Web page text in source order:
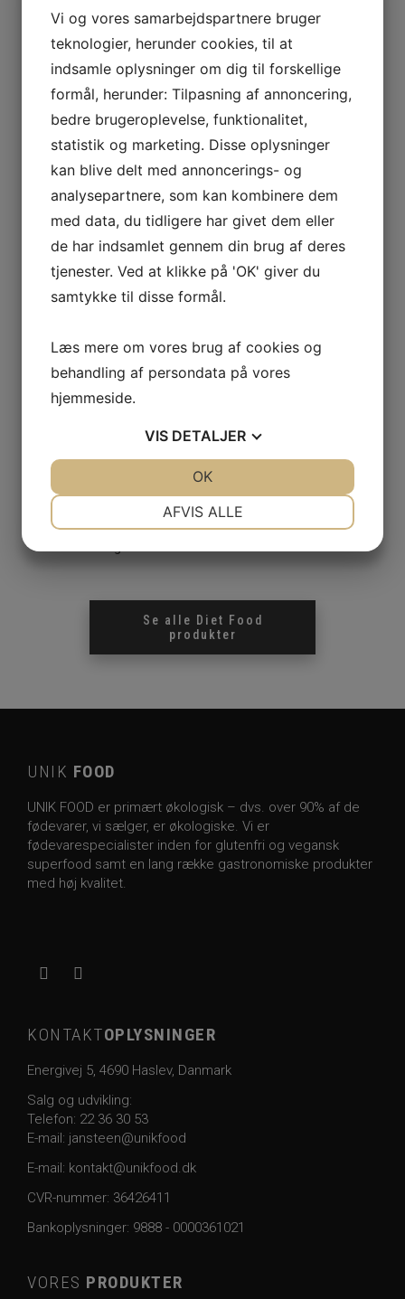
Lucumapulver økologisk 200
Fettuccine shirataki 200 gr.
Chlorellapulver økologisk
Kokos 3
Se alle Diet Food
produkter
UNIK FOOD
UNIK FOOD er primært økologisk – dvs. over 90% af de
fødevarer, vi sælger, er økologiske. Vi er
fødevarespecialister inden for glutenfri og vegansk
superfood samt en lang række gastronomiske produkter
med høj kvalitet.
KONTAKTOPLYSNINGER
Energivej 5, 4690 Haslev, Danmark
Salg og udvikling:
Telefon: 22 36 30 53
E-mail: jansteen@unikfood
E-mail: kontakt@unikfood.dk
CVR-nummer: 36426411
Bankoplysninger: 9888 - 0000361021
VORES PRODUKTER
Vi og vores samarbejdspartnere bruger
teknologier, herunder cookies, til at
indsamle oplysninger om dig til forskellige
formål, herunder: Tilpasning af annoncering,
bedre brugeroplevelse, funktionalitet,
statistik og marketing. Disse oplysninger
kan blive delt med annoncerings- og
analysepartnere, som kan kombinere dem
med data, du tidligere har givet dem eller
de har indsamlet gennem din brug af deres
tjenester. Ved at klikke på 'OK' giver du
samtykke til disse formål.
Læs mere om vores brug af cookies og
behandling af persondata på vores
hjemmeside.
VIS DETALJER
AFVIS ALLE
OK